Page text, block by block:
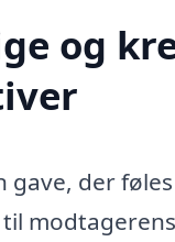
og
gave, der